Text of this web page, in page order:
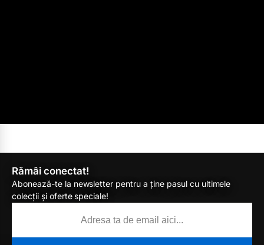
Rămâi conectat!
Abonează-te la newsletter pentru a ține pasul cu ultimele
colecții și oferte speciale!